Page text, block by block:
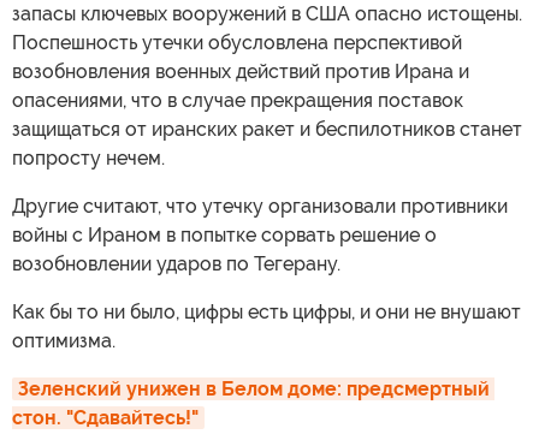
запасы ключевых вооружений в США опасно истощены.
Поспешность утечки обусловлена перспективой
возобновления военных действий против Ирана и
опасениями, что в случае прекращения поставок
защищаться от иранских ракет и беспилотников станет
попросту нечем.
Другие считают, что утечку организовали противники
войны с Ираном в попытке сорвать решение о
возобновлении ударов по Тегерану.
Как бы то ни было, цифры есть цифры, и они не внушают
оптимизма.
Зеленский унижен в Белом доме: предсмертный
стон. "Сдавайтесь!"